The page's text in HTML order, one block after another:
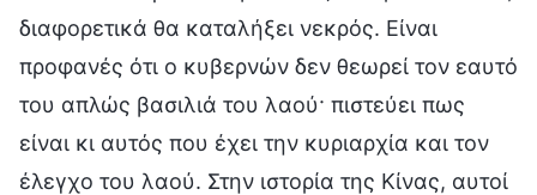
διαφορετικά θα καταλήξει νεκρός. Είναι
προφανές ότι ο κυβερνών δεν θεωρεί τον εαυτό
του απλώς βασιλιά του λαού· πιστεύει πως
είναι κι αυτός που έχει την κυριαρχία και τον
έλεγχο του λαού. Στην ιστορία της Κίνας, αυτοί